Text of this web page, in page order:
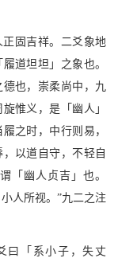
正固吉祥。二爻象地
道坦坦」之象也。
也，崇柔尚中，九
惟义，是「幽人」
之时，中行则易，
以道自守，不轻自
「幽人贞吉」也。
人所视。”九二之注
曰「系小子，失丈